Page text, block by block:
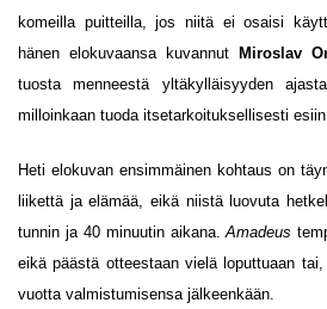
komeilla puitteilla, jos niitä ei osaisi
hänen elokuvaansa kuvannut
Miroslav
tuosta menneestä yltäkylläisyyden
milloinkaan tuoda itsetarkoituksellisesti
Heti elokuvan ensimmäinen kohtaus on
liikettä ja elämää, eikä niistä luovuta
tunnin ja 40 minuutin aikana.Amadeus
eikä päästä otteestaan vielä loputtuaan
vuotta valmistumisensa jälkeenkään.